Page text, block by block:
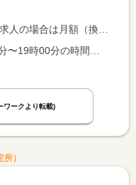
ト求人の場合は時間額を表示しています。
ワークより転載)
）